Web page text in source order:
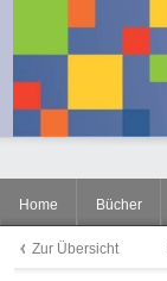
Home Bücher
Zur Übersicht